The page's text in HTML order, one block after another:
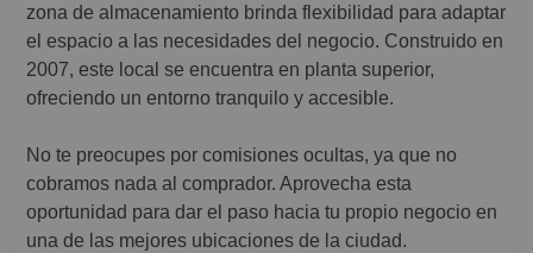
zona de almacenamiento brinda flexibilidad para adaptar
el espacio a las necesidades del negocio. Construido en
2007, este local se encuentra en planta superior,
ofreciendo un entorno tranquilo y accesible.
No te preocupes por comisiones ocultas, ya que no
cobramos nada al comprador. Aprovecha esta
oportunidad para dar el paso hacia tu propio negocio en
una de las mejores ubicaciones de la ciudad.